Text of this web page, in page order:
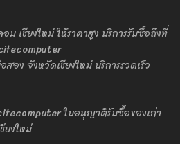
ม เชียงใหม่ ให้ราคาสูง บริการรับซื้อถึงที่
ง จังหวัดเชียงใหม่ บริการรวดเร็ว
ใบอนุญาติรับซื้อของเก่า
ยงใหม่